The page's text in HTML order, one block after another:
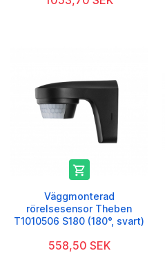

Väggmonterad
rörelsesensor Theben
T1010506 S180 (180°, svart)
558,50 SEK